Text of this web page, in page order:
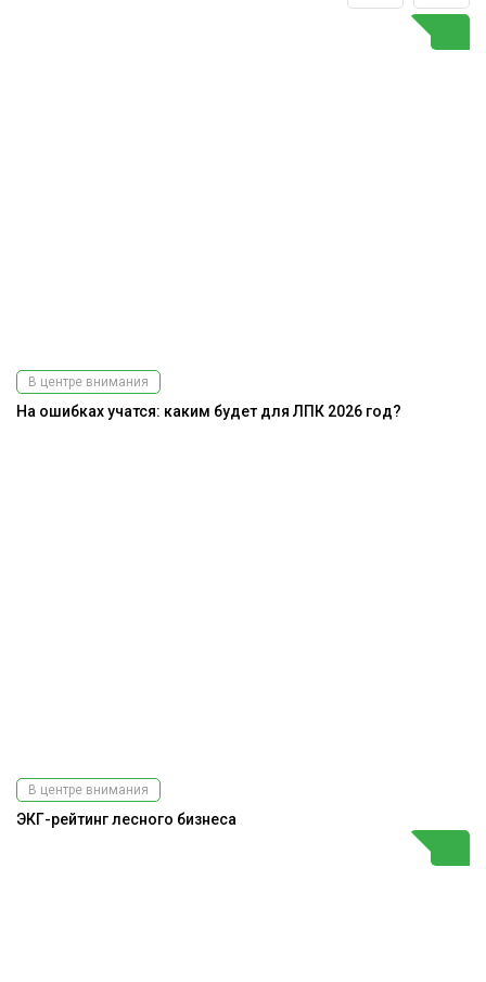
В центре внимания
На ошибках учатся: каким будет для ЛПК 2026 год?
В центре внимания
ЭКГ-рейтинг лесного бизнеса